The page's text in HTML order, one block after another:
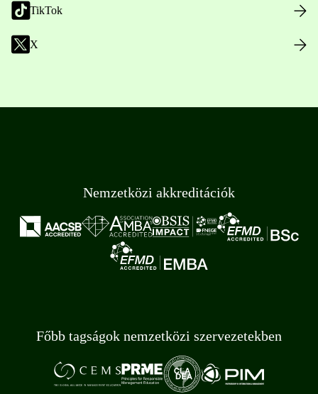
TikTok
X
Nemzetközi akkreditációk
Főbb tagságok nemzetközi szervezetekben